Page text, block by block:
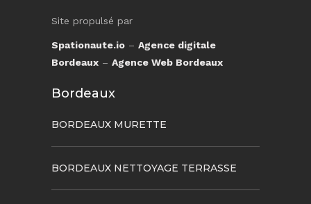
Site propulsé par
Spationaute.io – Agence digitale
Bordeaux – Agence Web Bordeaux
Bordeaux
BORDEAUX MURETTE
BORDEAUX NETTOYAGE TERRASSE